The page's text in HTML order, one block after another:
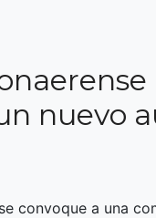
nuevo
convoque a una